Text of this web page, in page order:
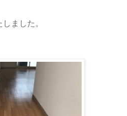
ました。